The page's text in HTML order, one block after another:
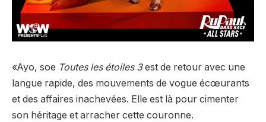
«Ayo, soe Toutes les étoiles 3est de retour avec une
langue rapide, des mouvements de vogue écœurants
et des affaires inachevées. Elle est là pour cimenter
son héritage et arracher cette couronne.